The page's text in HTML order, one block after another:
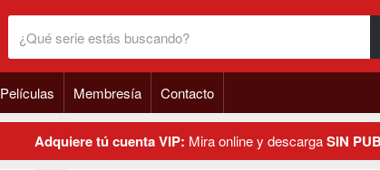
Películas Membresía Contacto
Adquiere tú cuenta VIP: Mira online y descargaSIN